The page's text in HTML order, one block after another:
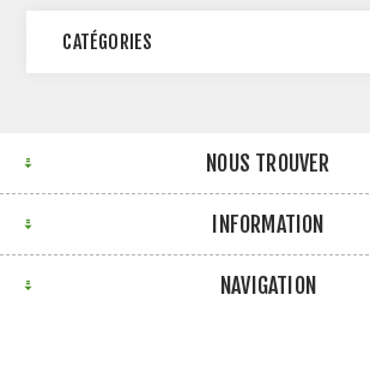
CATÉGORIES
NOUS TROUVER
INFORMATION
NAVIGATION